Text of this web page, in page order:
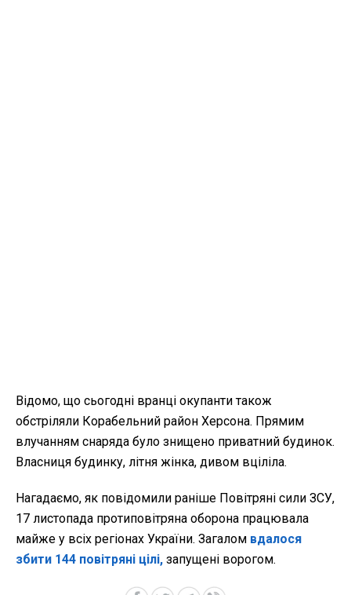
Відомо, що сьогодні вранці окупанти також
обстріляли Корабельний район Херсона. Прямим
влучанням снаряда було знищено приватний будинок.
Власниця будинку, літня жінка, дивом вціліла.
Нагадаємо, як повідомили раніше Повітряні сили ЗСУ,
17 листопада протиповітряна оборона працювала
майже у всіх регіонах України. Загалом вдалося
збити 144 повітряні цілі, запущені ворогом.